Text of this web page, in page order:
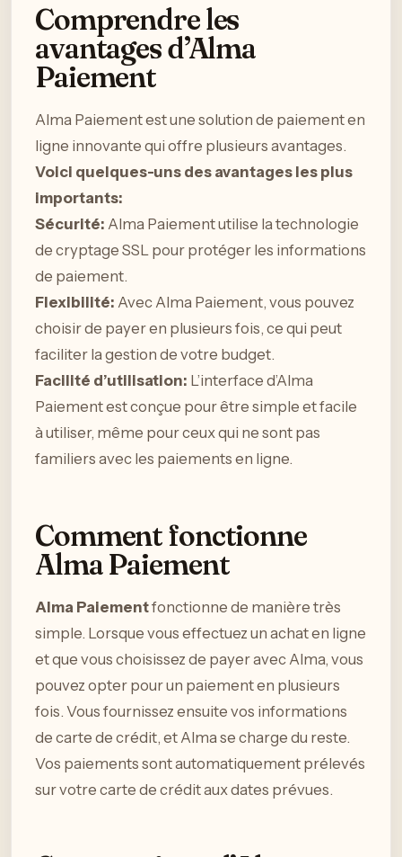
Comprendre les
avantages d’Alma
Paiement
Alma Paiement est une solution de paiement en
ligne innovante qui offre plusieurs avantages.
Voici quelques-uns des avantages les plus
importants:
Sécurité: Alma Paiement utilise la technologie
de cryptage SSL pour protéger les informations
de paiement.
Flexibilité: Avec Alma Paiement, vous pouvez
choisir de payer en plusieurs fois, ce qui peut
faciliter la gestion de votre budget.
Facilité d’utilisation: L’interface d’Alma
Paiement est conçue pour être simple et facile
à utiliser, même pour ceux qui ne sont pas
familiers avec les paiements en ligne.
Comment fonctionne
Alma Paiement
Alma Paiementfonctionne de manière très
simple. Lorsque vous effectuez un achat en ligne
et que vous choisissez de payer avec Alma, vous
pouvez opter pour un paiement en plusieurs
fois. Vous fournissez ensuite vos informations
de carte de crédit, et Alma se charge du reste.
Vos paiements sont automatiquement prélevés
sur votre carte de crédit aux dates prévues.